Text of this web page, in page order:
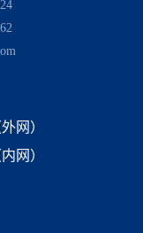
网）
网）